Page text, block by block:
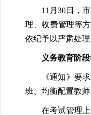
11月30日，
理、收费管理等
依纪予以严肃处理
义务教育阶
《通知》要
班、均衡配置教
在考试管理